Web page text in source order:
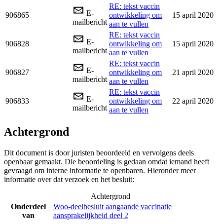
906865
E-
mailbericht
RE: tekst vaccin
ontwikkeling om
aan te vullen
15 april 2020
906828
E-
mailbericht
RE: tekst vaccin
ontwikkeling om
aan te vullen
15 april 2020
906827
E-
mailbericht
RE: tekst vaccin
ontwikkeling om
aan te vullen
21 april 2020
906833
E-
mailbericht
RE: tekst vaccin
ontwikkeling om
aan te vullen
22 april 2020
Achtergrond
Dit document is door juristen beoordeeld en vervolgens deels
openbaar gemaakt. Die beoordeling is gedaan omdat iemand heeft
gevraagd om interne informatie te openbaren. Hieronder meer
informatie over dat verzoek en het besluit:
Achtergrond
Onderdeel
van
Woo-deelbesluit aangaande vaccinatie
aansprakelijkheid deel 2